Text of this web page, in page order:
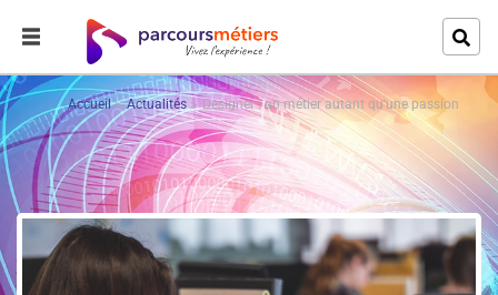
Accueil Actualités Designer : un métier autant qu'une passion